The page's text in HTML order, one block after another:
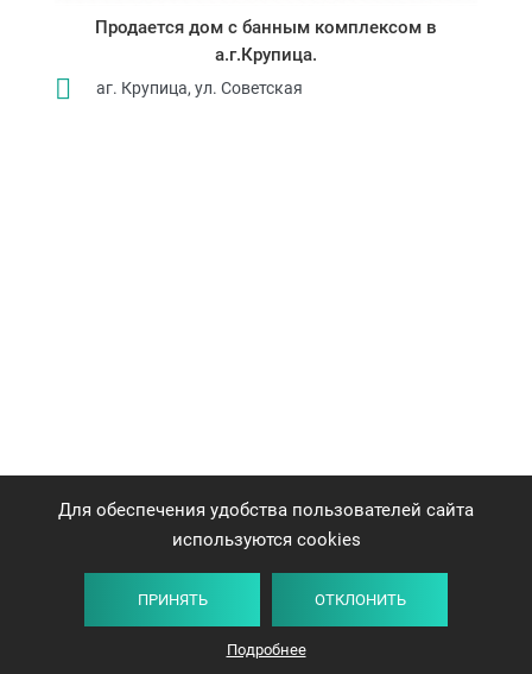
Продается дом с банным комплексом в
а.г.Крупица.
аг. Крупица, ул. Советская
Для обеспечения удобства пользователей сайта
используются cookies
ПРИНЯТЬ ОТКЛОНИТЬ
Подробнее